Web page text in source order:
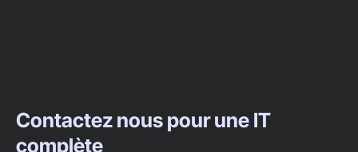
Contactez nous pour une IT
complète